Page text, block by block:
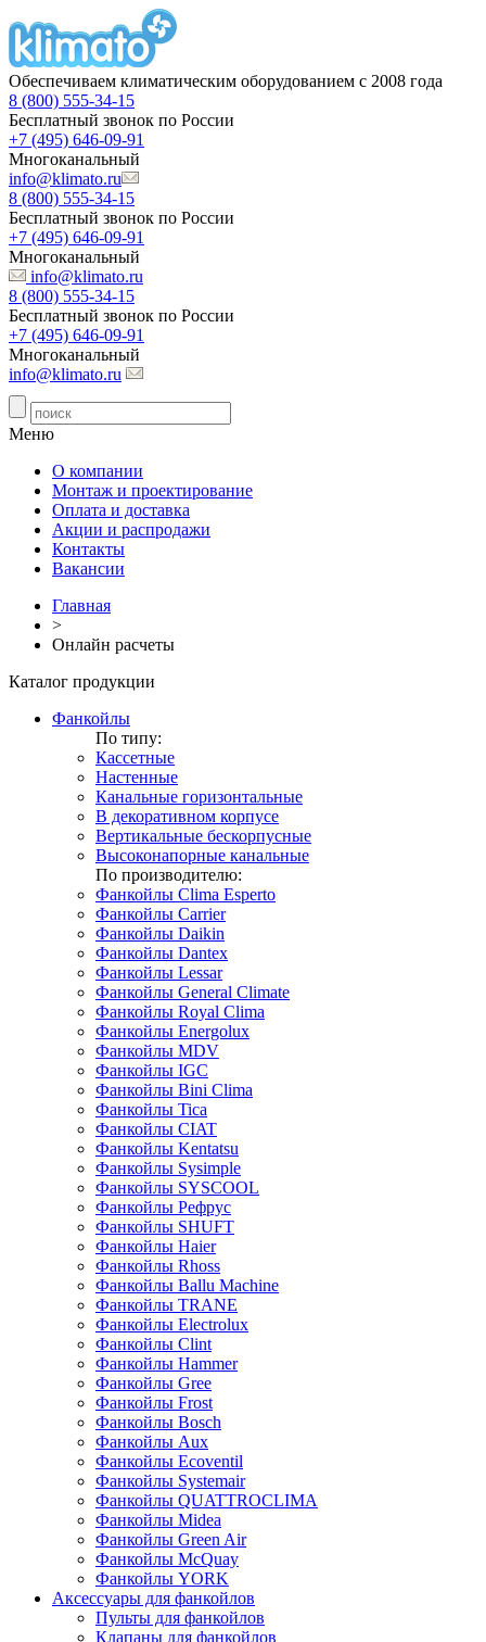
Обеспечиваем климатическим оборудованием с 2008 года
8 (800) 555-34-15
Бесплатный звонок по России
+7 (495) 646-09-91
Многоканальный
info@klimato.ru
8 (800) 555-34-15
Бесплатный звонок по России
+7 (495) 646-09-91
Многоканальный
info@klimato.ru
8 (800) 555-34-15
Бесплатный звонок по России
+7 (495) 646-09-91
Многоканальный
info@klimato.ru
Меню
О компании
Монтаж и проектирование
Оплата и доставка
Акции и распродажи
Контакты
Вакансии
Главная
>
Онлайн расчеты
Каталог продукции
Фанкойлы
По типу:
Кассетные
Настенные
Канальные горизонтальные
В декоративном корпусе
Вертикальные бескорпусные
Высоконапорные канальные
По производителю:
Фанкойлы Clima Esperto
Фанкойлы Carrier
Фанкойлы Daikin
Фанкойлы Dantex
Фанкойлы Lessar
Фанкойлы General Climate
Фанкойлы Royal Clima
Фанкойлы Energolux
Фанкойлы MDV
Фанкойлы IGC
Фанкойлы Bini Clima
Фанкойлы Tica
Фанкойлы CIAT
Фанкойлы Kentatsu
Фанкойлы Sysimple
Фанкойлы SYSCOOL
Фанкойлы Рефрус
Фанкойлы SHUFT
Фанкойлы Haier
Фанкойлы Rhoss
Фанкойлы Ballu Machine
Фанкойлы TRANE
Фанкойлы Electrolux
Фанкойлы Clint
Фанкойлы Hammer
Фанкойлы Gree
Фанкойлы Frost
Фанкойлы Bosch
Фанкойлы Aux
Фанкойлы Ecoventil
Фанкойлы Systemair
Фанкойлы QUATTROCLIMA
Фанкойлы Midea
Фанкойлы Green Air
Фанкойлы McQuay
Фанкойлы YORK
Аксессуары для фанкойлов
Пульты для фанкойлов
Клапаны для фанкойлов